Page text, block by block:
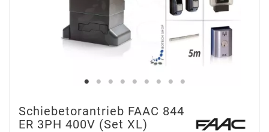
Schiebetorantrieb FAAC 844
ER 3PH 400V (Set XL)